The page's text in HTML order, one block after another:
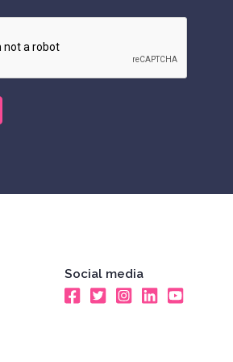
Social media
FacebookTwitterInstagramLinkedInYoutube